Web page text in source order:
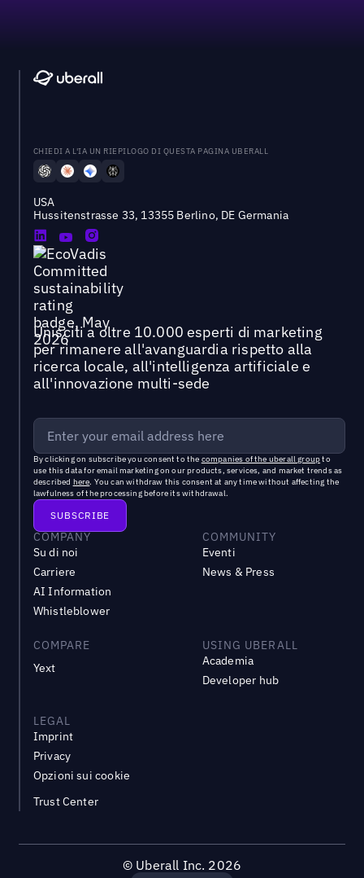
CHIEDI A L'IA UN RIEPILOGO DI QUESTA PAGINA UBERALL
USA
Hussitenstrasse 33, 13355 Berlino, DE Germania
Unisciti a oltre 10.000 esperti di marketing
per rimanere all'avanguardia rispetto alla
ricerca locale, all'intelligenza artificiale e
all'innovazione multi-sede
By clicking on subscribe you consent to the companies of the uberall groupto
use this data for email marketing on our products, services, and market trends as
described here. You can withdraw this consent at any time without affecting the
lawfulness of the processing before its withdrawal.
COMPANY
Su di noi
Carriere
AI Information
Whistleblower
COMMUNITY
Eventi
News & Press
COMPARE
Yext
USING UBERALL
Academia
Developer hub
LEGAL
Imprint
Privacy
Opzioni sui cookie
Trust Center
© Uberall Inc. 2026